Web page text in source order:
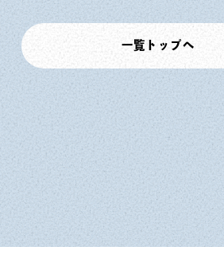
一覧トップへ